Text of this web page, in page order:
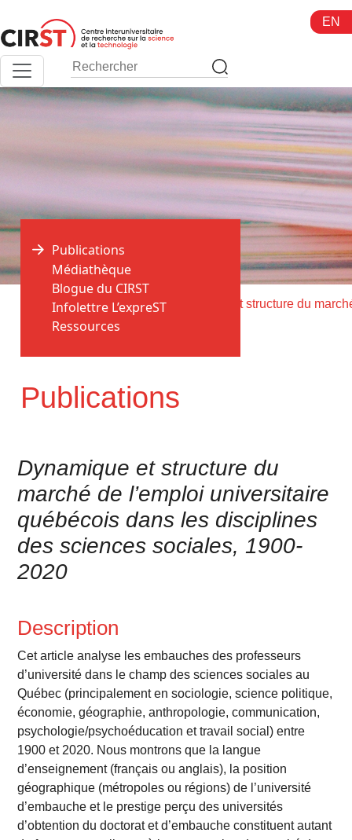
au
contenu
EN
Accueil > Publications >
Publications
Publications
Médiathèque
Blogue du CIRST
Infolettre L’expreST
Ressources
Dynamique et structure du
marché de l’emploi universitaire
québécois dans les disciplines
des sciences sociales, 1900-
2020
Description
Cet article analyse les embauches des professeurs
d’université dans le champ des sciences sociales au
Québec (principalement en sociologie, science politique,
économie, géographie, anthropologie, communication,
psychologie/psychoéducation et travail social) entre
1900 et 2020. Nous montrons que la langue
d’enseignement (français ou anglais), la position
géographique (métropoles ou régions) de l’université
d’embauche et le prestige perçu des universités
d’obtention du doctorat et d’embauche constituent autant